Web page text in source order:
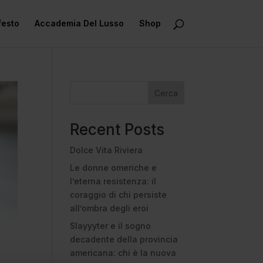
Accademia Del Lusso Shop
Cerca
Recent Posts
Dolce Vita Riviera
Le donne omeriche e
l’eterna resistenza: il
coraggio di chi persiste
all’ombra degli eroi
Slayyyter e il sogno
decadente della provincia
americana: chi è la nuova